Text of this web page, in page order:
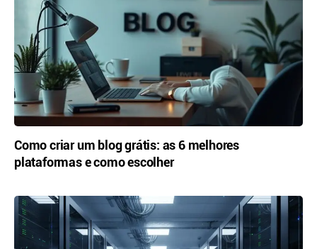
Como criar um blog grátis: as 6 melhores
plataformas e como escolher